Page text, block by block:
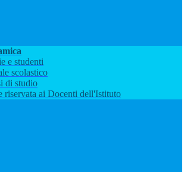
e studenti
scolastico
di studio
riservata ai Docenti dell'Istituto